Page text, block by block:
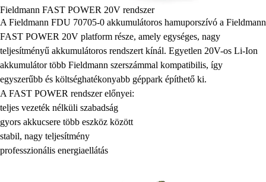
Fieldmann FAST POWER 20V rendszer
A Fieldmann FDU 70705-0 akkumulátoros hamuporszívó a Fieldmann
FAST POWER 20V platform része, amely egységes, nagy
teljesítményű akkumulátoros rendszert kínál. Egyetlen 20V-os Li-Ion
akkumulátor több Fieldmann szerszámmal kompatibilis, így
egyszerűbb és költséghatékonyabb géppark építhető ki.
A FAST POWER rendszer előnyei:
teljes vezeték nélküli szabadság
gyors akkucsere több eszköz között
stabil, nagy teljesítmény
professzionális energiaellátás